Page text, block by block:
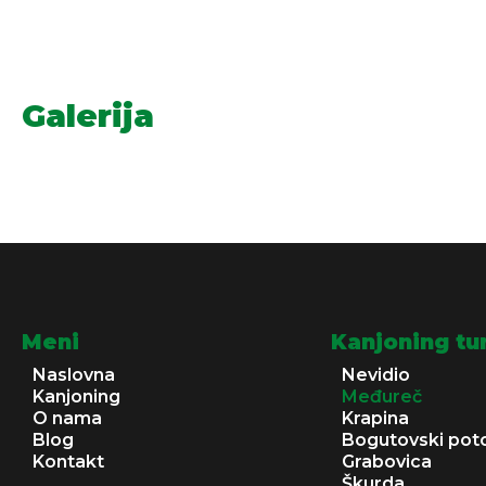
Galerija
Meni
Naslovna
Kanjoning
O nama
Blog
Kontakt
Kanjoning
Nevidio
Međureč
Krapina
Bogutovski
Grabovica